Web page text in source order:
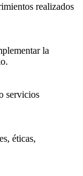
realizados
la
servicios
éticas,